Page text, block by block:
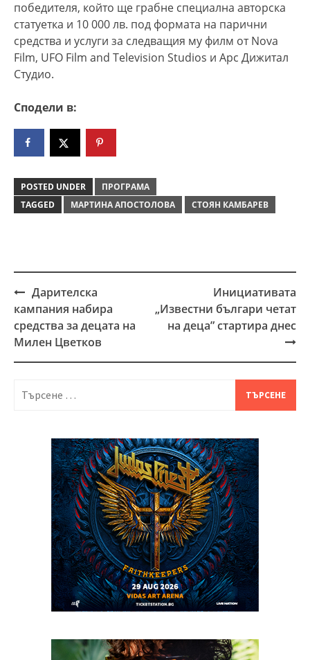
победителя, който ще грабне специална авторска
статуетка и 10 000 лв. под формата на парични
средства и услуги за следващия му филм от Nova
Film, UFO Film and Television Studios и Арс Дижитал
Студио.
Сподели в:
POSTED UNDER
ПРОГРАМА
TAGGED
МАРТИНА АПОСТОЛОВА СТОЯН КАМБАРЕВ
Post
navigation
Дарителска
кампания набира
средства за децата на
Милен Цветков
Инициативата
„Известни българи четат
на деца” стартира днес
Търсене